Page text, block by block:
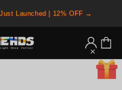
Launched | 12% OFF →
Inloggen